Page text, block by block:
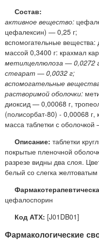
Состав:
активное вещество:
цефалексин) — 0,25 г;
вспомогательные вещества:
массой 0,3400 г: крахмал
метилцеллюлоза — 0,0272
стеарат — 0,0032 г;
вспомогательные
растворимой оболочки:
диоксид — 0,00068 г,
(полисорбат-80) - 0,00068 г,
масса таблетки с
Описание: таблетки
покрытые пленочной
разрезе видны два слоя.
белый со слегка желтоватым
цефалоспорин
Код АТХ: [J01DB01]
Фармакологические